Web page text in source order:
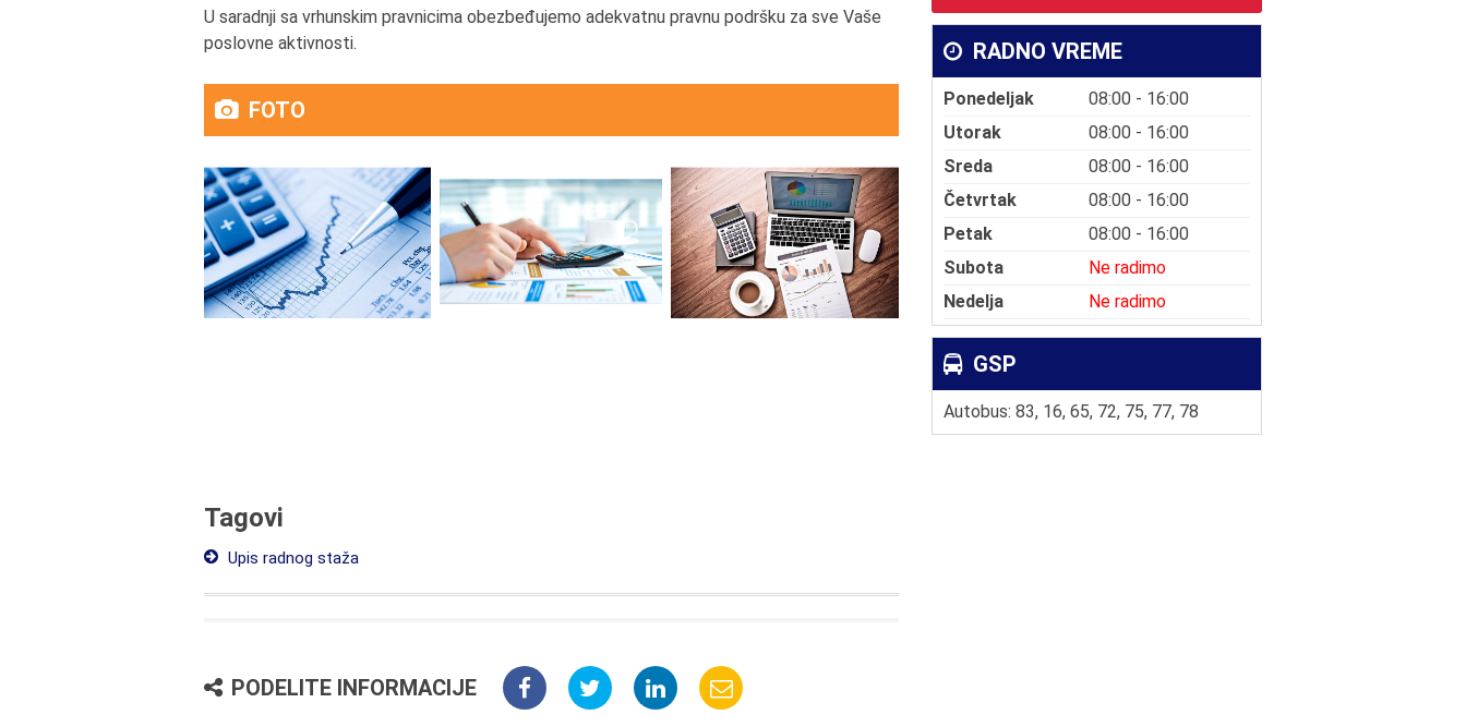
RADNO VREME
Ponedeljak
08:00 - 16:00
Utorak
08:00 - 16:00
Sreda
08:00 - 16:00
Četvrtak
08:00 - 16:00
Petak
08:00 - 16:00
Subota
Ne radimo
Nedelja
Ne radimo
GSP
Autobus: 83, 16, 65, 72, 75, 77, 78
U saradnji sa vrhunskim pravnicima obezbeđujemo adekvatnu pravnu podršku za sve Vaše
poslovne aktivnosti.
FOTO
Tagovi
Upis radnog staža
PODELITE INFORMACIJE